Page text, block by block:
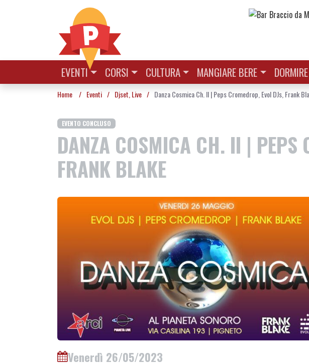
EVENTI CORSI CULTURA MANGIARE BERE DORMIRE
Home / Eventi / Djset Live / Danza Cosmica Ch. II | Peps Cromedrop, Evol DJs, Frank
EVENTO CONCLUSO
DANZA COSMICA CH. II | PEPS
FRANK BLAKE
Venerdì 26/05/2023